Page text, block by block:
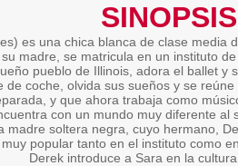
SINOPSIS
es una chica blanca de clase media
madre, se matricula en un instituto
pueblo de Illinois, adora el ballet y
de coche, olvida sus sueños y se
y que ahora trabaja como
con un mundo muy diferente al
madre soltera negra, cuyo hermano,
popular tanto en el instituto como
Derek introduce a Sara en la